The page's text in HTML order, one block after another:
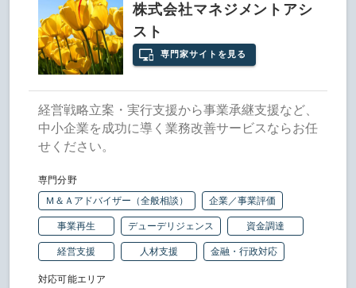
株式会社マネジメントアシ
スト
専門家サイトを見る
経営戦略立案・実行支援から事業承継支援など、
中小企業を成功に導く業務改善サービスならお任
せください。
専門分野
Ｍ＆Ａアドバイザー（全般相談）
企業／事業評価
事業再生 デューデリジェンス 資金調達
経営支援 人材支援 金融・行政対応
対応可能エリア